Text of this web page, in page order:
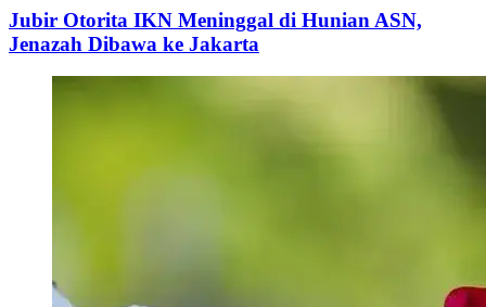
Jubir Otorita IKN Meninggal di Hunian ASN,
Jenazah Dibawa ke Jakarta